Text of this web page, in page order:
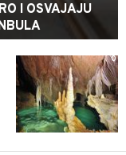
I OSVAJAJU
0